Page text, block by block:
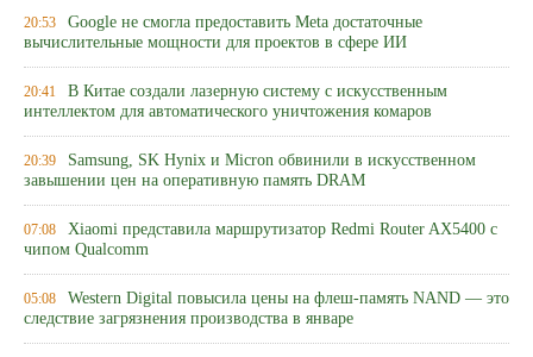
20:53 Google не смогла предоставить Meta достаточные
вычислительные мощности для проектов в сфере ИИ
20:41 В Китае создали лазерную систему с искусственным
интеллектом для автоматического уничтожения комаров
20:39 Samsung, SK Hynix и Micron обвинили в искусственном
завышении цен на оперативную память DRAM
07:08 Xiaomi представила маршрутизатор Redmi Router AX5400 с
чипом Qualcomm
05:08 Western Digital повысила цены на флеш-память NAND — это
следствие загрязнения производства в январе